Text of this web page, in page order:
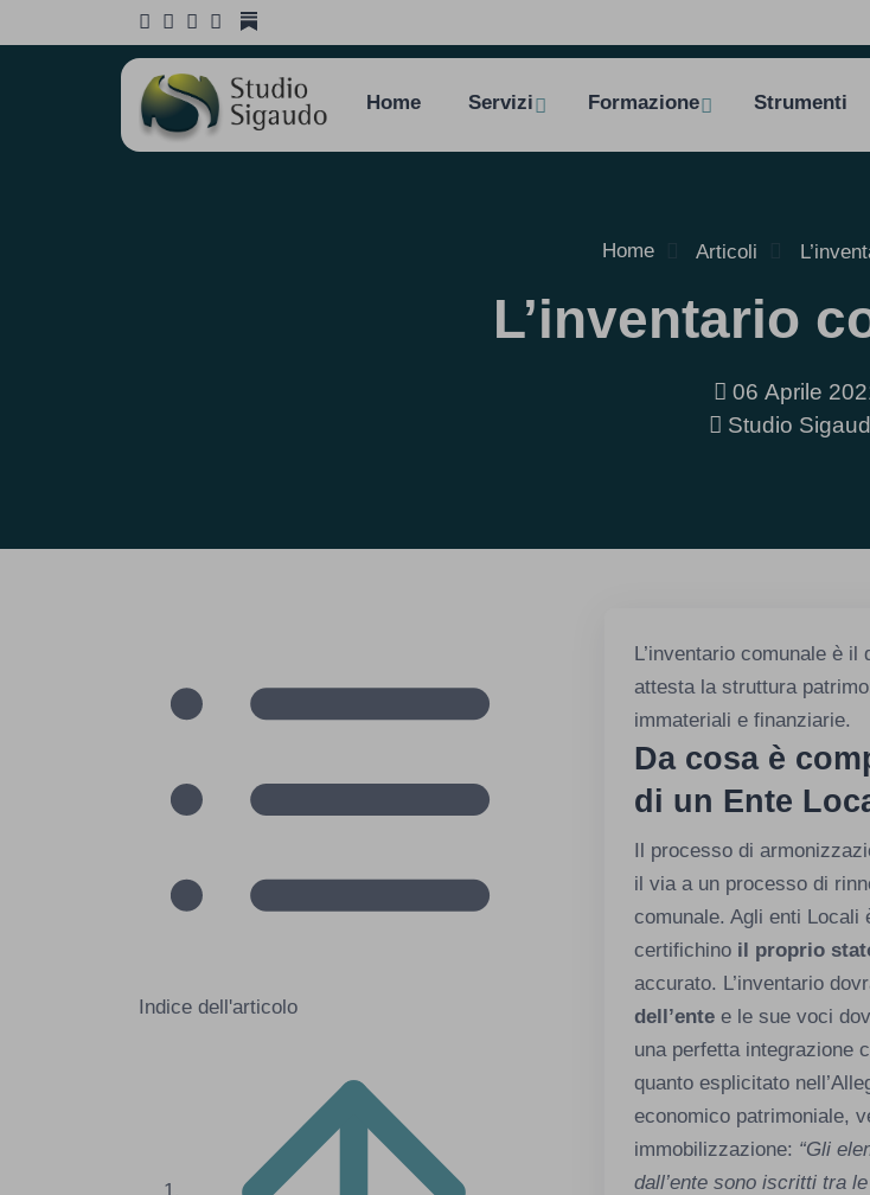
Home Servizi Formazione Strumenti
Home Articoli
L’inventario
06 Aprile
Studio
Indice dell'articolo
L’inventario comunale è
attesta la struttura
immateriali e finanziarie.
Da cosa è
di un Ente
Il processo di
il via a un processo di
comunale. Agli enti
certifichino il proprio
accurato. L’inventario
dell’ente e le sue voci
una perfetta integrazione
quanto esplicitato
economico patrimoniale,
immobilizzazione: “Gli
dall’ente sono iscritti tra